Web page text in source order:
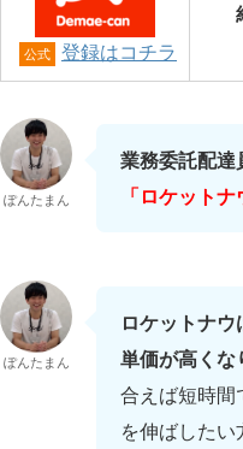
公式 登録はコチラ
ぽんたまん
業務委託配達
「ロケットナ
ぽんたまん
ロケットナ
単価が高くな
合えば短時間
を伸ばしたい